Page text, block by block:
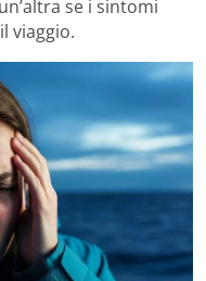
se i sintomi
viaggio.